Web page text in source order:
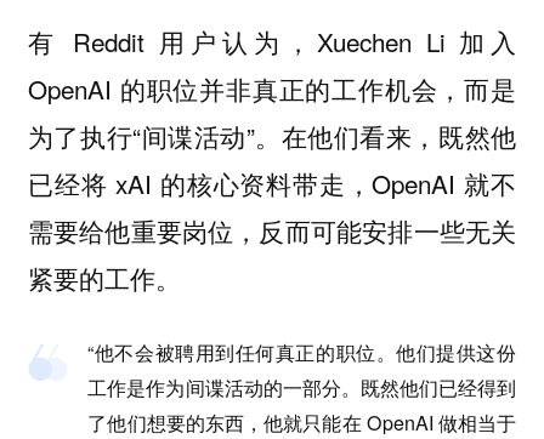
有 Reddit 用户认为，Xuechen Li 加入
OpenAI 的职位并非真正的工作机会，而是
为了执行“间谍活动”。在他们看来，既然他
已经将 xAI 的核心资料带走，OpenAI 就不
需要给他重要岗位，反而可能安排一些无关
紧要的工作。
“他不会被聘用到任何真正的职位。他们提供这份
工作是作为间谍活动的一部分。既然他们已经得到
了他们想要的东西，他就只能在 OpenAI 做相当于